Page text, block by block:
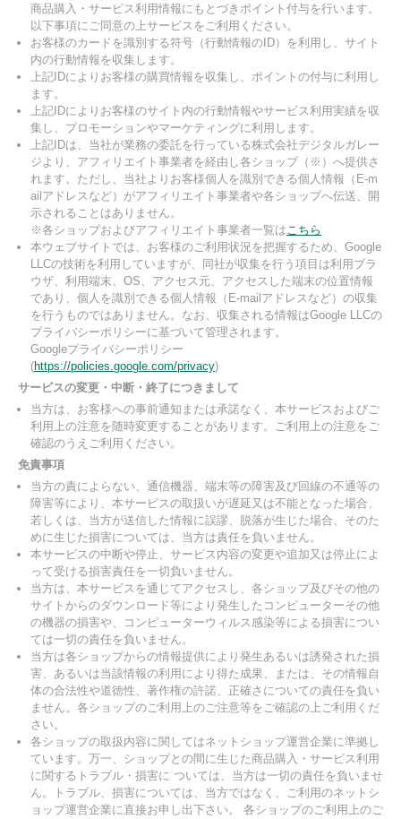
商品購入・サービス利用情報にもとづきポイント付与を行います。
以下事項にご同意の上サービスをご利用ください。
お客様のカードを識別する符号（行動情報のID）を利用し、サイト
内の行動情報を収集します。
上記IDによりお客様の購買情報を収集し、ポイントの付与に利用し
ます。
上記IDによりお客様のサイト内の行動情報やサービス利用実績を収
集し、プロモーションやマーケティングに利用します。
上記IDは、当社が業務の委託を行っている株式会社デジタルガレー
ジより、アフィリエイト事業者を経由し各ショップ（※）へ提供さ
れます。ただし、当社よりお客様個人を識別できる個人情報（E-m
ailアドレスなど）がアフィリエイト事業者や各ショップへ伝送、開
示されることはありません。
※各ショップおよびアフィリエイト事業者一覧はこちら
本ウェブサイトでは、お客様のご利用状況を把握するため、Google
LLCの技術を利用していますが、同社が収集を行う項目は利用ブラ
ウザ、利用端末、OS、アクセス元、アクセスした端末の位置情報
であり、個人を識別できる個人情報（E-mailアドレスなど）の収集
を行うものではありません。なお、収集される情報はGoogle LLCの
プライバシーポリシーに基づいて管理されます。
Googleプライバシーポリシー
(https://policies.google.com/privacy)
サービスの変更・中断・終了につきまして
当方は、お客様への事前通知または承諾なく、本サービスおよびご
利用上の注意を随時変更することがあります。ご利用上の注意をご
確認のうえご利用ください。
免責事項
当方の責によらない、通信機器、端末等の障害及び回線の不通等の
障害等により、本サービスの取扱いが遅延又は不能となった場合、
若しくは、当方が送信した情報に誤謬、脱落が生じた場合、そのた
めに生じた損害については、当方は責任を負いません。
本サービスの中断や停止、サービス内容の変更や追加又は停止によ
って受ける損害責任を一切負いません。
当方は、本サービスを通じてアクセスし、各ショップ及びその他の
サイトからのダウンロード等により発生したコンピューターその他
の機器の損害や、コンピューターウィルス感染等による損害につい
ては一切の責任を負いません。
当方は各ショップからの情報提供により発生あるいは誘発された損
害、あるいは当該情報の利用により得た成果、または、その情報自
体の合法性や道徳性、著作権の許諾、正確さについての責任を負い
ません。各ショップのご利用上のご注意等をご確認の上ご利用くだ
さい。
各ショップの取扱内容に関してはネットショップ運営企業に準拠し
ています。万一、ショップとの間に生じた商品購入・サービス利用
に関するトラブル・損害に ついては、当方は一切の責任を負いませ
ん。トラブル、損害については、当方ではなく、ご利用のネットシ
ョップ運営企業に直接お申し出下さい。 各ショップのご利用上のご